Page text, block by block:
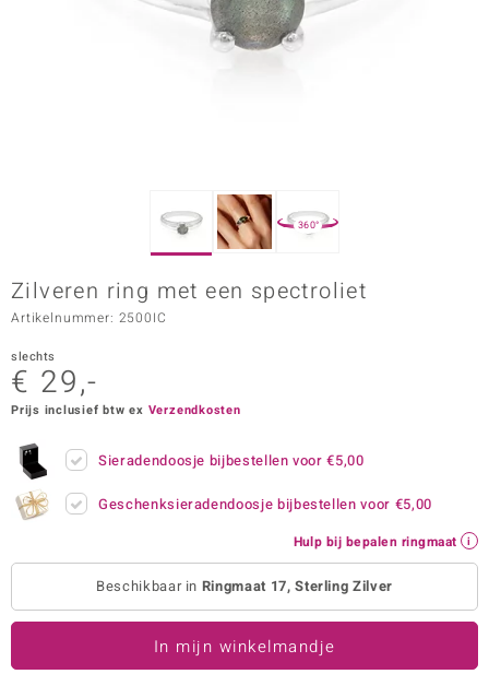
in Italy
360°
Zilveren ring met een spectroliet
Artikelnummer: 2500IC
slechts
€ 29,-
Prijs inclusief btw ex Verzendkosten
Sieradendoosje bijbestellen voor€5,00
Geschenksieradendoosje bijbestellen voor €5,00
Hulp bij bepalen ringmaat
Beschikbaar in Ringmaat 17, Sterling Zilver
In mijn winkelmandje